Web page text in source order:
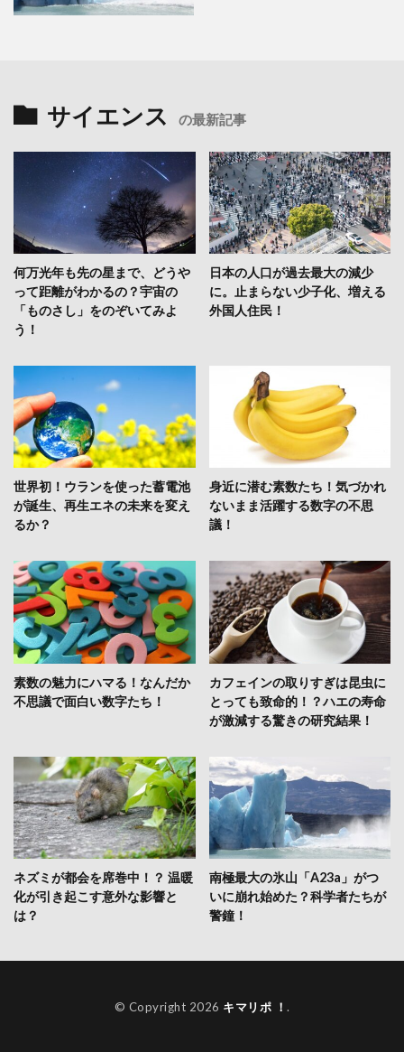
サイエンス の最新記事
何万光年も先の星まで、どうや
って距離がわかるの？宇宙の
「ものさし」をのぞいてみよ
う！
日本の人口が過去最大の減少
に。止まらない少子化、増える
外国人住民！
世界初！ウランを使った蓄電池
が誕生、再生エネの未来を変え
るか？
身近に潜む素数たち！気づかれ
ないまま活躍する数字の不思
議！
素数の魅力にハマる！なんだか
不思議で面白い数字たち！
カフェインの取りすぎは昆虫に
とっても致命的！？ハエの寿命
が激減する驚きの研究結果！
ネズミが都会を席巻中！？ 温暖
化が引き起こす意外な影響と
は？
南極最大の氷山「A23a」がつ
いに崩れ始めた？科学者たちが
警鐘！
© Copyright 2026 キマリポ ！ .